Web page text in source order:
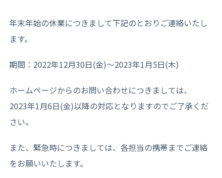
年末年始の休業につきまして下記のとおりご連絡いたし
ます。
期間：2022年12月30日(金)～2023年1月5日(木)
ホームページからのお問い合わせにつきましては、
2023年1月6日(金)以降の対応となりますのでご了承くだ
さい。
また、緊急時につきましては、各担当の携帯までご連絡
をお願いいたします。